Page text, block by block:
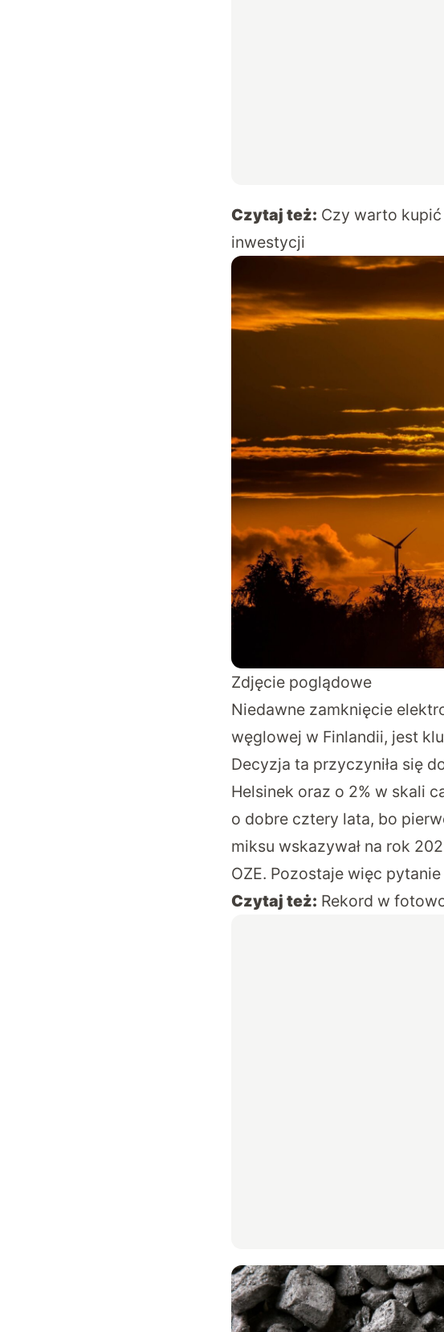
Czytaj też: Czy warto
inwestycji
Zdjęcie poglądowe
Niedawne zamknięcie
węglowej w Finlandii, jest
Decyzja ta przyczyniła się
Helsinek oraz o 2% w skali
o dobre cztery lata, bo
miksu wskazywał na rok
OZE. Pozostaje więc
Czytaj też: Rekord w